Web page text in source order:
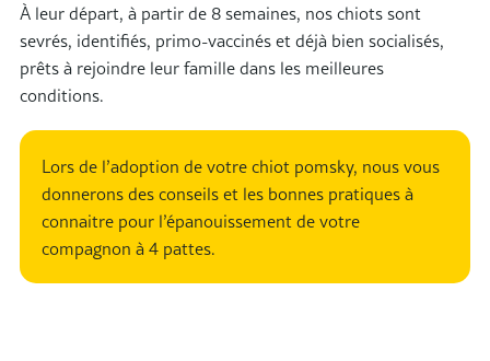
À leur départ, à partir de 8 semaines, nos chiots sont
sevrés, identifiés, primo-vaccinés et déjà bien socialisés,
prêts à rejoindre leur famille dans les meilleures
conditions.
Lors de l’adoption de votre chiot pomsky, nous vous
donnerons des conseils et les bonnes pratiques à
connaitre pour l’épanouissement de votre
compagnon à 4 pattes.